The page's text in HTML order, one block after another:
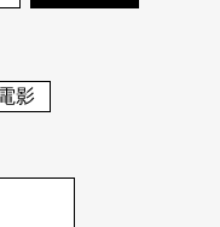
English
登入/註冊
影